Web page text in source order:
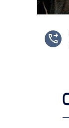
phone_forwarded